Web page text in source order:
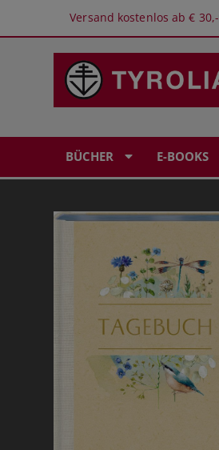
Versand kostenlos ab € 30,-
BÜCHER E-BOOKS